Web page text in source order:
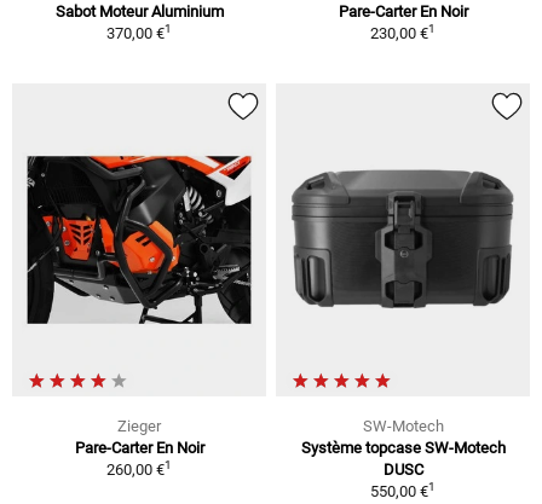
Sabot Moteur Aluminium
370,00 €1
Pare-Carter En Noir
230,00 €1
Zieger
Pare-Carter En Noir
260,00 €1
SW-Motech
Système topcase SW-Motech
DUSC
550,00 €1